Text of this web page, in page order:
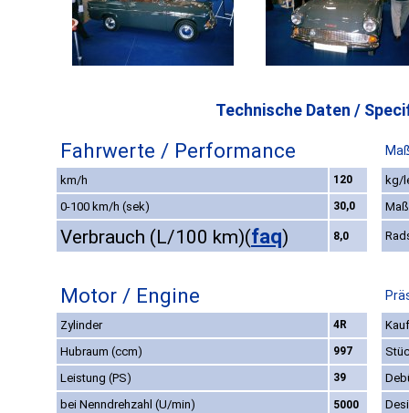
Technische Daten /
Fahrwerte / Performance
km/h 120
kg/
0-100 km/h (sek)
30,0
Verbrauch (L/100 km)(faq) 8,0
Motor / Engine
Zylinder 4R
Hubraum (ccm)
997
Leistung (PS)
39
bei Nenndrehzahl (U/min)
5000